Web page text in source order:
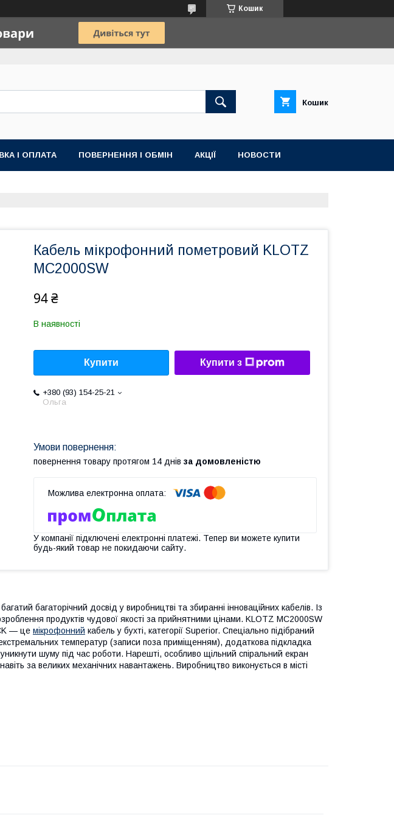
Кошик
Кошик
І ОПЛАТА ПОВЕРНЕННЯ І ОБМІН АКЦІЇ НОВОСТИ
Кабель мікрофонний пометровий KLOTZ
MC2000SW
94 ₴
В наявності
Купити Купити з
+380 (93) 154-25-21
Ольга
повернення товару протягом 14 днів за домовленістю
У компанії підключені електронні платежі. Тепер ви можете купити
будь-який товар не покидаючи сайту.
багаторічний досвід у виробництві та збиранні інноваційних кабелів. Із
продуктів чудової якості за прийнятними цінами. KLOTZ MC2000SW
— це мікрофонний кабель у бухті, категорії Superior. Спеціально підібраний
температур (записи поза приміщенням), додаткова підкладка
уникнути шуму під час роботи. Нарешті, особливо щільний спіральний екран
за великих механічних навантажень. Виробництво виконується в місті